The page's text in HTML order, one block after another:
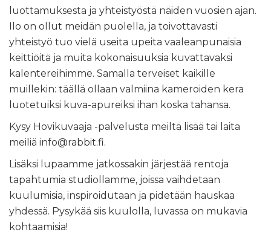
luottamuksesta ja yhteistyöstä näiden vuosien ajan.
Ilo on ollut meidän puolella, ja toivottavasti
yhteistyö tuo vielä useita upeita vaaleanpunaisia
keittiöitä ja muita kokonaisuuksia kuvattavaksi
kalentereihimme. Samalla terveiset kaikille
muillekin: täällä ollaan valmiina kameroiden kera
luotetuiksi kuva-apureiksi ihan koska tahansa.
Kysy Hovikuvaaja -palvelusta meiltä lisää tai laita
meiliä info@rabbit.fi.
Lisäksi lupaamme jatkossakin järjestää rentoja
tapahtumia studiollamme, joissa vaihdetaan
kuulumisia, inspiroidutaan ja pidetään hauskaa
yhdessä. Pysykää siis kuulolla, luvassa on mukavia
kohtaamisia!